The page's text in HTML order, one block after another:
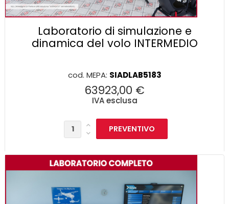
Laboratorio di simulazione e
dinamica del volo INTERMEDIO
cod. MEPA: SIADLAB5183
63923,00 €
IVA esclusa